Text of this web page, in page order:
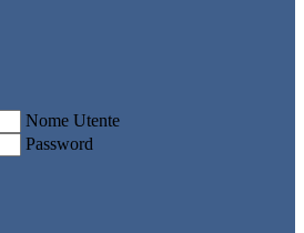
Nome Utente
Password